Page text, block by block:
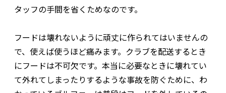
タッフの手間を省くためなのです。
フードは壊れないように頑丈に作られてはいませんの
で、使えば使うほど痛みます。クラブを配送するとき
にフードは不可欠です。本当に必要なときに壊れてい
て外れてしまったりするような事故を防ぐために、わ